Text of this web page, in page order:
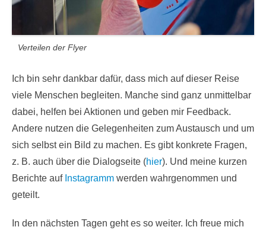
Verteilen der Flyer
Ich bin sehr dankbar dafür, dass mich auf dieser Reise
viele Menschen begleiten. Manche sind ganz unmittelbar
dabei, helfen bei Aktionen und geben mir Feedback.
Andere nutzen die Gelegenheiten zum Austausch und um
sich selbst ein Bild zu machen. Es gibt konkrete Fragen,
z. B. auch über die Dialogseite (hier). Und meine kurzen
Berichte auf Instagramm werden wahrgenommen und
geteilt.
In den nächsten Tagen geht es so weiter. Ich freue mich